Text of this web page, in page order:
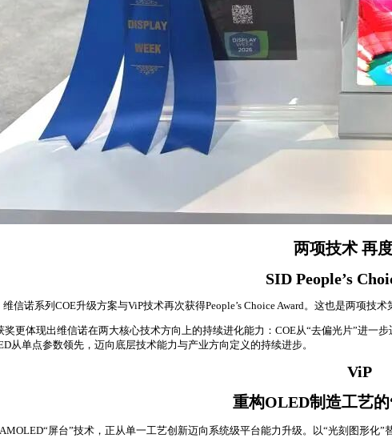
两项技术 再
SID People’s
信诺系列COE升级方案与ViP技术再次获得People’s Choice Award。这也是两项技术
更体现出维信诺在两大核心技术方向上的持续进化能力：COE从“去偏光片”进
从单点参数领先，迈向底层技术能力与产业方向定义的持续进步。
ViP
重构OLED制造工艺
屏台”技术，正从单一工艺创新迈向系统级平台能力升级。以“光刻图形